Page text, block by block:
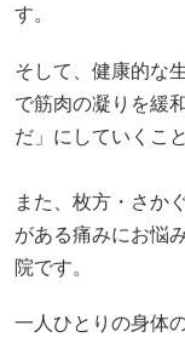
す。
そして、健康的な
で筋肉の凝りを緩
だ」にしていくこ
また、枚方・さか
がある痛みにお悩
院です。
一人ひとりの身体